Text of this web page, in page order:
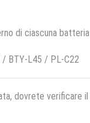
di ciascuna
/ BTY-L45 / PL-C22
dovrete verificare